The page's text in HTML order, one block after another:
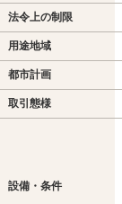
法令上の制限
用途地域
都市計画
取引態様
設備・条件